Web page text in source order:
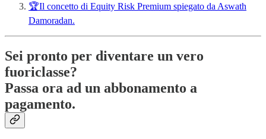
🏆Il concetto di Equity Risk Premium spiegato da Aswath
Damoradan.
Sei pronto per diventare un vero
fuoriclasse?
Passa ora ad un abbonamento a
pagamento.